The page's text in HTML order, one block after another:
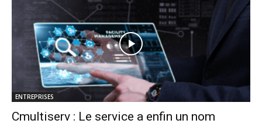
ENTREPRISES
Cmultiserv : Le service a enfin un nom